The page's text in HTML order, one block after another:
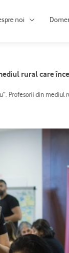
noi
rural care
Profesorii din mediul